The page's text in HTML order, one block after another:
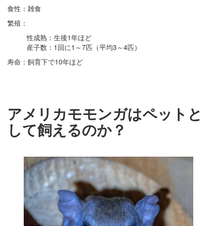
食性：雑食
繁殖：
性成熟：生後1年ほど
産子数：1回に1～7匹（平均3～4匹）
寿命：飼育下で10年ほど
アメリカモモンガはペットと
して飼えるのか？